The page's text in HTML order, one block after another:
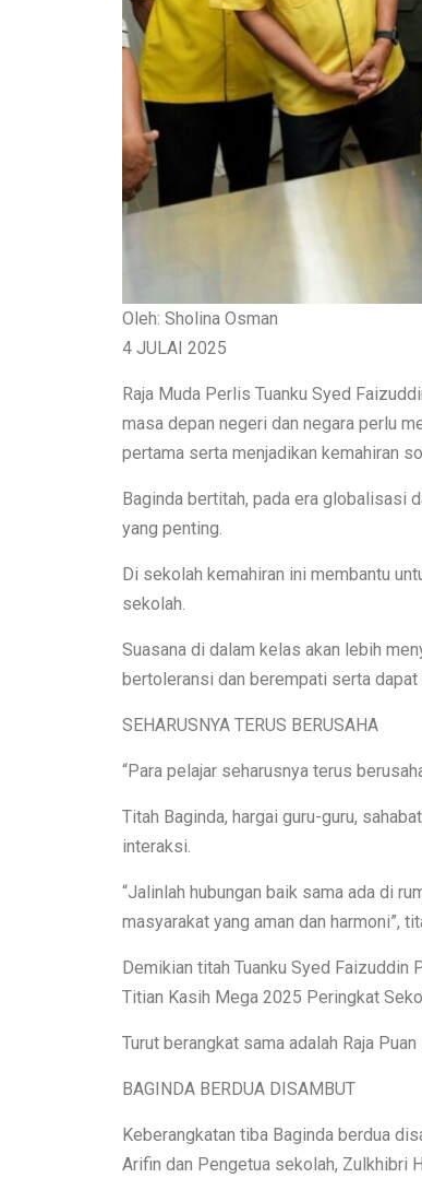
Oleh: Sholina Osman
4 JULAI 2025
Raja Muda Perlis Tuanku Syed
masa depan negeri dan negara perlu
pertama serta menjadikan kemahiran
Baginda bertitah, pada era globalisasi
yang penting.
Di sekolah kemahiran ini membantu
sekolah.
Suasana di dalam kelas akan lebih
bertoleransi dan berempati serta dapat
SEHARUSNYA TERUS BERUSAHA
“Para pelajar seharusnya terus
Titah Baginda, hargai guru-guru,
interaksi.
“Jalinlah hubungan baik sama ada di
masyarakat yang aman dan harmoni”,
Demikian titah Tuanku Syed Faizuddin
Titian Kasih Mega 2025 Peringkat
Turut berangkat sama adalah Raja
BAGINDA BERDUA DISAMBUT
Keberangkatan tiba Baginda berdua
Arifin dan Pengetua sekolah, Zulkhibri